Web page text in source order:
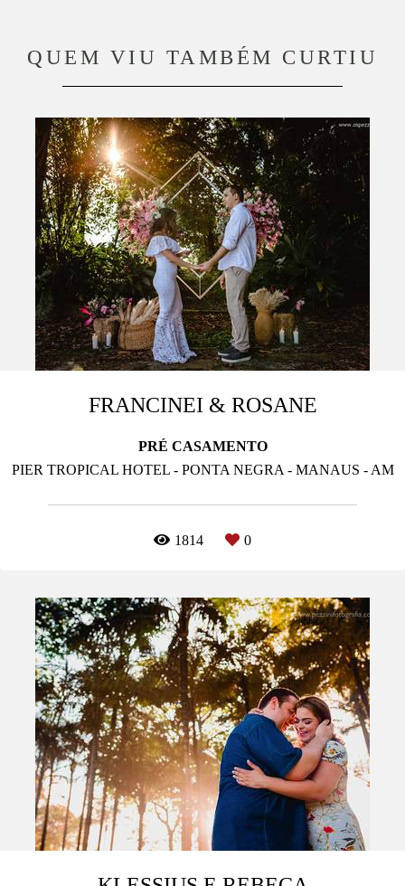
QUEM VIU TAMBÉM CURTIU
FRANCINEI & ROSANE
PRÉ CASAMENTO
PIER TROPICAL HOTEL - PONTA NEGRA - MANAUS - AM
1814 0